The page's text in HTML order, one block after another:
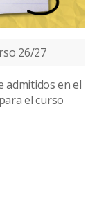
26/27
admitidos en el
el curso